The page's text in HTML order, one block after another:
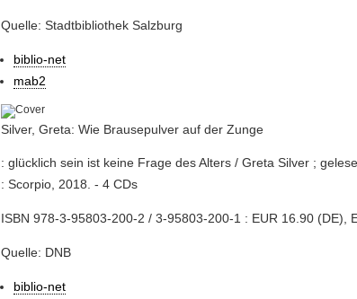
Quelle: Stadtbibliothek Salzburg
biblio-net
mab2
Silver, Greta: Wie Brausepulver auf der Zunge
: glücklich sein ist keine Frage des Alters / Greta Silver ;
: Scorpio, 2018. - 4 CDs
ISBN 978-3-95803-200-2 / 3-95803-200-1 : EUR 16.90 (DE),
Quelle: DNB
biblio-net